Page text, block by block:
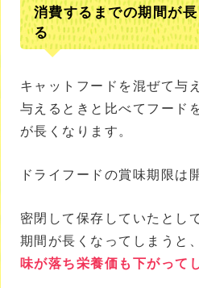
消費するまでの期間が
る
キャットフードを混ぜて与
与えるときと比べてフード
が長くなります。
ドライフードの賞味期限は
密閉して保存していたとし
期間が長くなってしまうと、
味が落ち栄養価も下がって